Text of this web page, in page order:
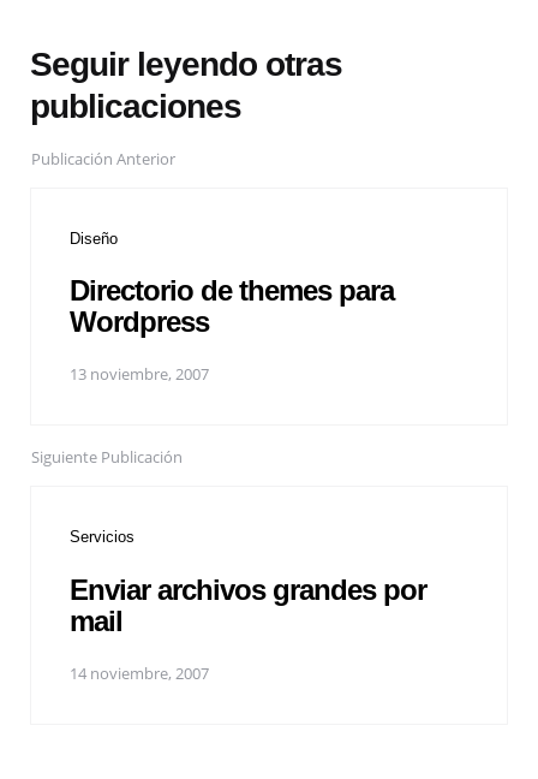
Seguir leyendo otras
publicaciones
Publicación Anterior
Diseño
Directorio de themes para
Wordpress
13 noviembre, 2007
Siguiente Publicación
Servicios
Enviar archivos grandes por
mail
14 noviembre, 2007